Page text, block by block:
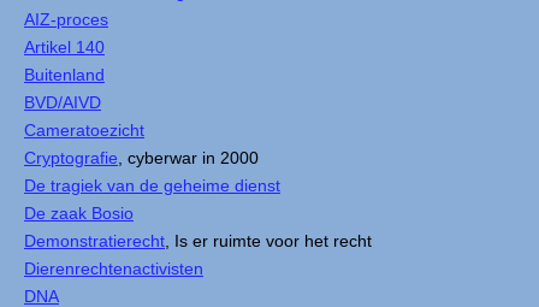
AIZ-proces
Artikel 140
Buitenland
BVD/AIVD
Cameratoezicht
Cryptografie , cyberwar in 2000
De tragiek van de geheime dienst
De zaak Bosio
Demonstratierecht , Is er ruimte voor het recht
Dierenrechtenactivisten
DNA